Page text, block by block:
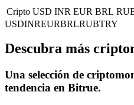
Estrategias comerciales
Cripto USD INR EUR BRL
USDINREURBRLRUBTRY
Descubra más
Una selección de
tendencia en Bitrue.